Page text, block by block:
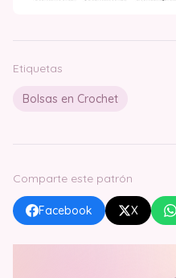
Etiquetas
Bolsas en Crochet
Comparte este patrón
Facebook X